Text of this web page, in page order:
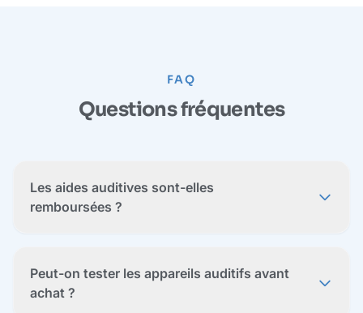
FAQ
Questions fréquentes
Les aides auditives sont-elles
remboursées ?
Peut-on tester les appareils auditifs avant
achat ?